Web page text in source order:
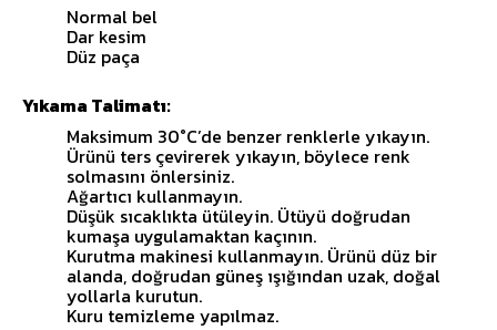
Normal bel
Dar kesim
Düz paça
Yıkama Talimatı:
Maksimum 30°C’de benzer renklerle yıkayın.
Ürünü ters çevirerek yıkayın, böylece renk
solmasını önlersiniz.
Ağartıcı kullanmayın.
Düşük sıcaklıkta ütüleyin. Ütüyü doğrudan
kumaşa uygulamaktan kaçının.
Kurutma makinesi kullanmayın. Ürünü düz bir
alanda, doğrudan güneş ışığından uzak, doğal
yollarla kurutun.
Kuru temizleme yapılmaz.